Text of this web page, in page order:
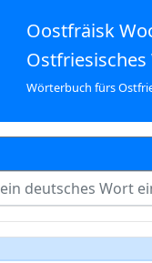
Oostfräisk
Wörterbuch fürs